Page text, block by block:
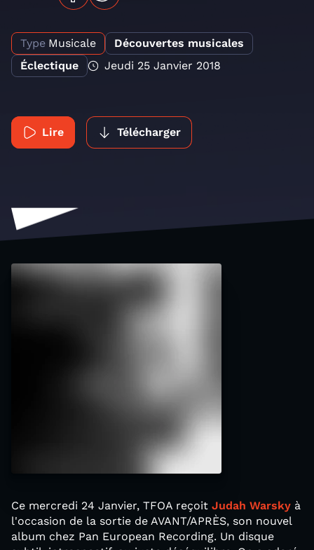
Type Musicale
Découvertes musicales
Éclectique
Jeudi 25 Janvier 2018
Lire Télécharger
Ce mercredi 24 Janvier, TFOA reçoit Judah Warsky à
l'occasion de la sortie de AVANT/APRÈS, son nouvel
album chez Pan European Recording. Un disque